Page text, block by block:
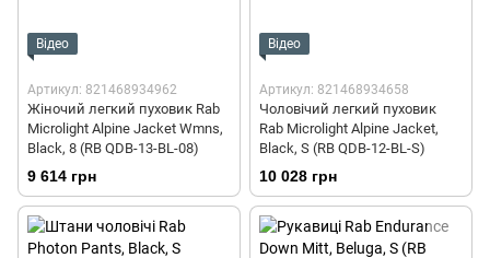
Відео
Артикул: 821468934962
Жіночий легкий пуховик Rab
Microlight Alpine Jacket Wmns,
Black, 8 (RB QDB-13-BL-08)
9 614 грн
Відео
Артикул: 821468934658
Чоловічий легкий пуховик
Rab Microlight Alpine Jacket,
Black, S (RB QDB-12-BL-S)
10 028 грн